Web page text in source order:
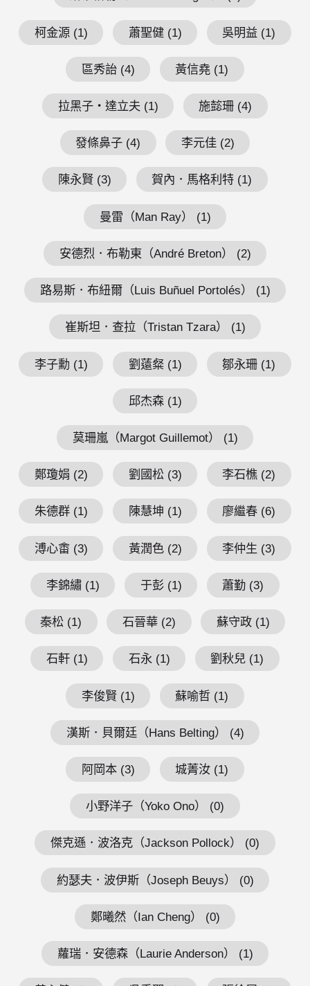
柯金源 (1) 蕭聖健 (1) 吳明益 (1)
區秀詒 (4) 黃信堯 (1)
拉黑子・達立夫 (1) 施懿珊 (4)
發條鼻子 (4) 李元佳 (2)
陳永賢 (3) 賀內．馬格利特 (1)
曼雷（Man Ray） (1)
安德烈．布勒東（André Breton） (2)
路易斯．布紐爾（Luis Buñuel Portolés） (1)
崔斯坦．查拉（Tristan Tzara） (1)
李子勳 (1) 劉薳粲 (1) 鄒永珊 (1)
邱杰森 (1)
莫珊嵐（Margot Guillemot） (1)
鄭瓊娟 (2) 劉國松 (3) 李石樵 (2)
朱德群 (1) 陳慧坤 (1) 廖繼春 (6)
溥心畬 (3) 黃潤色 (2) 李仲生 (3)
李錦繡 (1) 于彭 (1) 蕭勤 (3)
秦松 (1) 石晉華 (2) 蘇守政 (1)
石軒 (1) 石永 (1) 劉秋兒 (1)
李俊賢 (1) 蘇喻哲 (1)
漢斯．貝爾廷（Hans Belting） (4)
阿岡本 (3) 城菁汝 (1)
小野洋子（Yoko Ono） (0)
傑克遜．波洛克（Jackson Pollock） (0)
約瑟夫．波伊斯（Joseph Beuys） (0)
鄭曦然（Ian Cheng） (0)
蘿瑞．安德森（Laurie Anderson） (1)